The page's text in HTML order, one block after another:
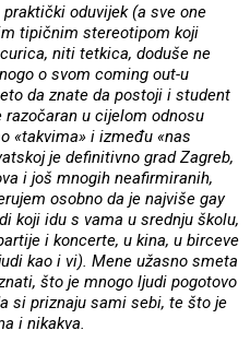
oduvijek (a sve one
tipičnim stereotipom koji
niti tetkica, doduše ne
o svom coming out-u
da znate da postoji i student
razočaran u cijelom odnosu
«takvima» i između «nas
je definitivno grad Zagreb,
i još mnogih neafirmiranih,
osobno da je najviše gay
koji idu s vama u srednju školu,
i koncerte, u kina, u birceve
kao i vi). Mene užasno smeta
što je mnogo ljudi pogotovo
si priznaju sami sebi, te što je
i nikakva.